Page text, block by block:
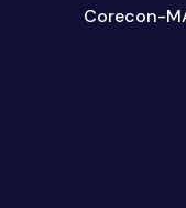
Corecon-